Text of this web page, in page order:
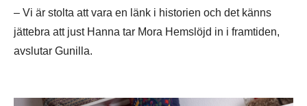
– Vi är stolta att vara en länk i historien och det känns
jättebra att just Hanna tar Mora Hemslöjd in i framtiden,
avslutar Gunilla.